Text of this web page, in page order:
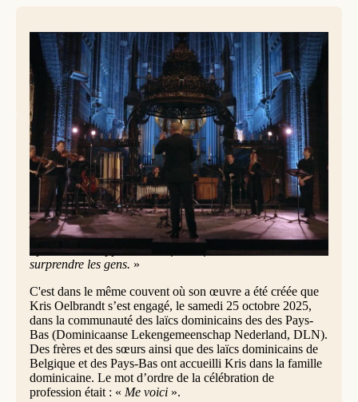
'Hineni', oeuvre de Kris Oelbrandt, jouée à Zwolle © Dominicanenklooster
Zwolle.
«
Les manières de prier offrent, à elles seules, un aperçu
assez complet des façons dont on peut se tourner vers Dieu
», explique Kris Oelbrandt à propos de son oeuvre
Hineni
Quand on écoute ma musique, j’espère que les gens
parviennent à méditer, à plonger en eux-mêmes pour
parvenir à l’intériorisation. Je leur propose quelque chose,
mais je n’impose rien. Je n’appellerais donc pas cela
“prêcher”. J’apprécie toutefois le fait d'éveiller et
surprendre les gens. »
C'est dans le même couvent où son œuvre a été créée que
Kris Oelbrandt s’est engagé, le samedi 25 octobre 2025,
dans la communauté des laïcs dominicains des des Pays-
Bas (Dominicaanse Lekengemeenschap Nederland, DLN).
Des frères et des sœurs ainsi que des laïcs dominicains de
Belgique et des Pays-Bas ont accueilli Kris dans la famille
dominicaine. Le mot d’ordre de la célébration de
profession était : « Me voici ».